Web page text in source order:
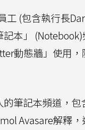
工 (包含執行長
本」
動態牆」使用
的筆記本頻道，
Avasare解釋